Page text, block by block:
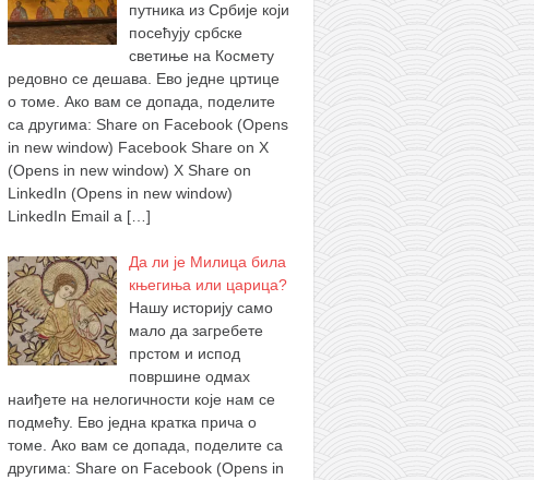
путника из Србије који
посећују србске
светиње на Космету
редовно се дешава. Ево једне цртице
о томе. Ако вам се допада, поделите
са другима: Share on Facebook (Opens
in new window) Facebook Share on X
(Opens in new window) X Share on
LinkedIn (Opens in new window)
LinkedIn Email a […]
Да ли је Милица била
књегиња или царица?
Нашу историју само
мало да загребете
прстом и испод
површине одмах
наиђете на нелогичности које нам се
подмећу. Ево једна кратка прича о
томе. Ако вам се допада, поделите са
другима: Share on Facebook (Opens in